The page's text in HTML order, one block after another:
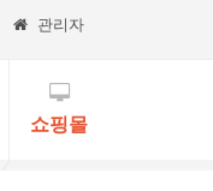
관리자
쇼핑몰